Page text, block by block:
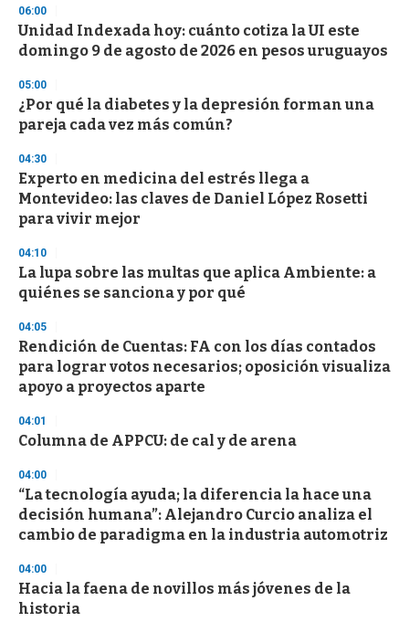
d
s
o
f
3
s
e
c
n
d
s
06:00
Unidad Indexada hoy: cuánto cotiza la UI este
domingo 9 de agosto de 2026 en pesos uruguayos
05:00
¿Por qué la diabetes y la depresión forman una
pareja cada vez más común?
04:30
Experto en medicina del estrés llega a
Montevideo: las claves de Daniel López Rosetti
para vivir mejor
04:10
La lupa sobre las multas que aplica Ambiente: a
quiénes se sanciona y por qué
04:05
Rendición de Cuentas: FA con los días contados
para lograr votos necesarios; oposición visualiza
apoyo a proyectos aparte
04:01
Columna de APPCU: de cal y de arena
04:00
“La tecnología ayuda; la diferencia la hace una
decisión humana”: Alejandro Curcio analiza el
cambio de paradigma en la industria automotriz
04:00
Hacia la faena de novillos más jóvenes de la
historia